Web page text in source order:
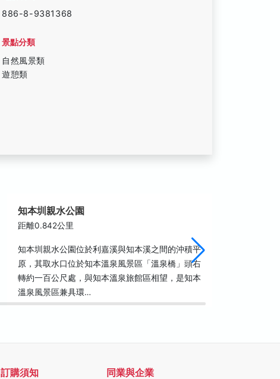
886-8-9381368
景點分類
自然風景類
遊憩類
知本圳親水公園
距離0.842公里
知本圳親水公園位於利嘉溪與知本溪之間的沖積平
原，其取水口位於知本溫泉風景區「溫泉橋」頭右
轉約一百公尺處，與知本溫泉旅館區相望，是知本
溫泉風景區兼具環…
訂購須知 同業與企業